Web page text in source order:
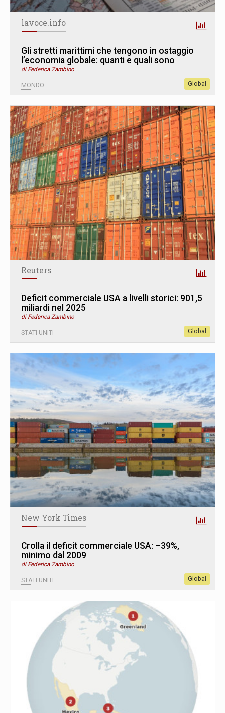
lavoce.info
Gli stretti marittimi che tengono in ostaggio
l’economia globale: quanti e quali sono
di Federica Zambino
MONDO Global
Reuters
Deficit commerciale USA a livelli storici: 901,5
miliardi nel 2025
di Federica Zambino
STATI UNITI Global
New York Times
Crolla il deficit commerciale USA: –39%,
minimo dal 2009
di Federica Zambino
STATI UNITI Global